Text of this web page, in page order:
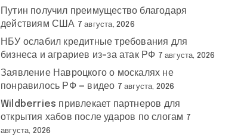
Путин получил преимущество благодаря
действиям США 7 августа, 2026
НБУ ослабил кредитные требования для
бизнеса и аграриев из-за атак РФ 7 августа, 2026
Заявление Навроцкого о москалях не
понравилось РФ — видео 7 августа, 2026
Wildberries привлекает партнеров для
открытия хабов после ударов по слогам 7
августа, 2026